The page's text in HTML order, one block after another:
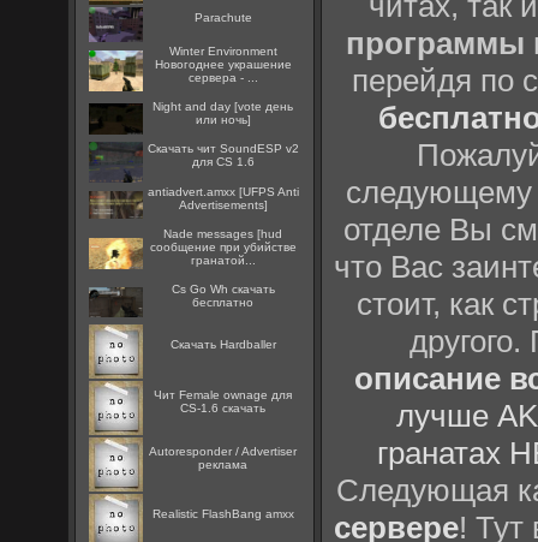
Parachute
Winter Environment
Новогоднее украшение
сервера - ...
Night and day [vote день
или ночь]
Скачать чит SoundESP v2
для CS 1.6
antiadvert.amxx [UFPS Anti
Advertisements]
Nade messages [hud
сообщение при убийстве
гранатой...
Cs Go Wh скачать
бесплатно
Скачать Hardballer
Чит Female ownage для
CS-1.6 скачать
Autoresponder / Advertiser
реклама
Realistic FlashBang amxx
программы
перейдя по
отделе Вы
что Вас
стоит, как
описание
лучше
гранатах
Следующая
сервере! Тут